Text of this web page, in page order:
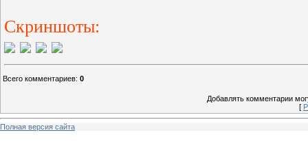
Скриншоты:
Всего комментариев: 0
Добавлять комментарии
[
Полная версия сайта